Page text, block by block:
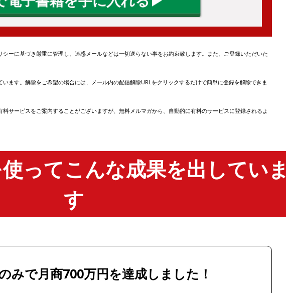
ーに基づき厳重に管理し、迷惑メールなどは一切送らない事をお約束致します。また、ご登録いただいた
ます。解除をご希望の場合には、メール内の配信解除URLをクリックするだけで簡単に登録を解除できま
サービスをご案内することがございますが、無料メルマガから、自動的に有料のサービスに登録されるよ
ってこんな成果を出していま
す
みで月商700万円を達成しました！